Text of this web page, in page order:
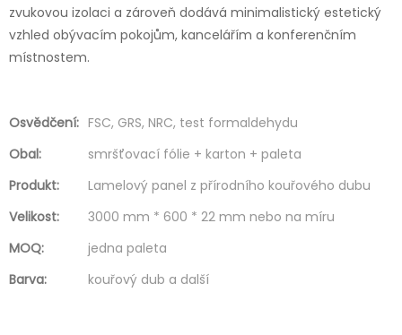
zvukovou izolaci a zároveň dodává minimalistický estetický
vzhled obývacím pokojům, kancelářím a konferenčním
místnostem.
Osvědčení: FSC, GRS, NRC, test formaldehydu
Obal:
smršťovací fólie + karton + paleta
Produkt:
Lamelový panel z přírodního kouřového dubu
Velikost:
3000 mm * 600 * 22 mm nebo na míru
MOQ:
jedna paleta
Barva:
kouřový dub a další